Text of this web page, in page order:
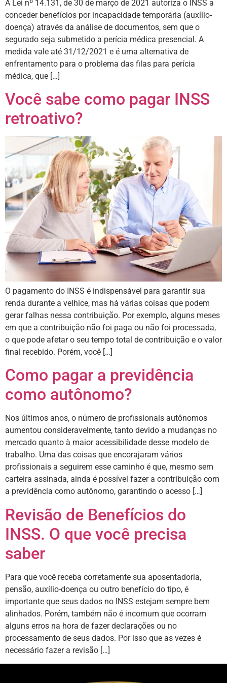
A Lei nº 14.131, de 30 de março de 2021 autoriza o INSS a
conceder benefícios por incapacidade temporária (auxílio-
doença) através da análise de documentos, sem que o
segurado seja submetido a perícia médica presencial. A
medida vale até 31/12/2021 e é uma alternativa de
enfrentamento para o problema das filas para perícia
médica, que […]
Você sabe como pagar INSS
retroativo?
O pagamento do INSS é indispensável para garantir sua
renda durante a velhice, mas há várias coisas que podem
gerar falhas nessa contribuição. Por exemplo, alguns meses
em que a contribuição não foi paga ou não foi processada,
o que pode afetar o seu tempo total de contribuição e o valor
final recebido. Porém, você […]
Como pagar a previdência
como autônomo?
Nos últimos anos, o número de profissionais autônomos
aumentou consideravelmente, tanto devido a mudanças no
mercado quanto à maior acessibilidade desse modelo de
trabalho. Uma das coisas que encorajaram vários
profissionais a seguirem esse caminho é que, mesmo sem
carteira assinada, ainda é possível fazer a contribuição com
a previdência como autônomo, garantindo o acesso […]
Revisão de Benefícios do
INSS. O que você precisa
saber
Para que você receba corretamente sua aposentadoria,
pensão, auxílio-doença ou outro benefício do tipo, é
importante que seus dados no INSS estejam sempre bem
alinhados. Porém, também não é incomum que ocorram
alguns erros na hora de fazer declarações ou no
processamento de seus dados. Por isso que as vezes é
necessário fazer a revisão […]